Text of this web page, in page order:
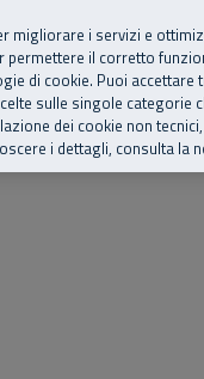
Inail per il mondo
Chi siamo
migliorare i servizi e
permettere il corretto
di cookie. Puoi accettare
sulle singole categorie
dei cookie non
i dettagli, consulta la